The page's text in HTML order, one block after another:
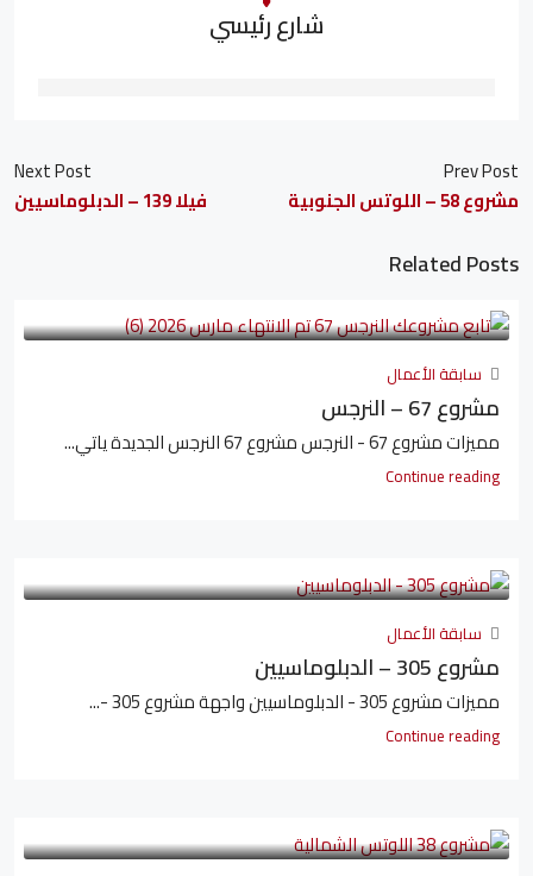
شارع رئيسي
Prev Post
مشروع 58 – اللوتس الجنوبية
Next Post
فيلا 139 – الدبلوماسيين
Related Posts
سابقة الأعمال
مشروع 67 – النرجس
مميزات مشروع 67 - النرجس مشروع 67 النرجس الجديدة ياتي...
Continue reading
سابقة الأعمال
مشروع 305 – الدبلوماسيين
مميزات مشروع 305 - الدبلوماسيين واجهة مشروع 305 -...
Continue reading